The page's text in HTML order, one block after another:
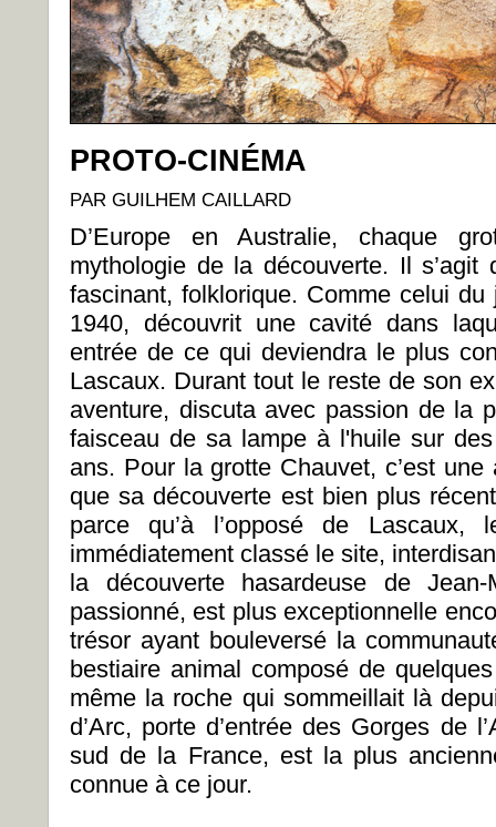
PROTO-CINÉMA
PAR GUILHEM CAILLARD
D’Europe en Australie, chaque
mythologie de la découverte. Il s’agit
fascinant, folklorique. Comme celui
1940, découvrit une cavité dans
entrée de ce qui deviendra le plus
Lascaux. Durant tout le reste de son
aventure, discuta avec passion de la
faisceau de sa lampe à l'huile sur
ans. Pour la grotte Chauvet, c’est une
que sa découverte est bien plus
parce qu’à l’opposé de Lascaux,
immédiatement classé le site,
la découverte hasardeuse de Jean-
passionné, est plus exceptionnelle
trésor ayant bouleversé la
bestiaire animal composé de
même la roche qui sommeillait là
d’Arc, porte d’entrée des Gorges de
sud de la France, est la plus
connue à ce jour.